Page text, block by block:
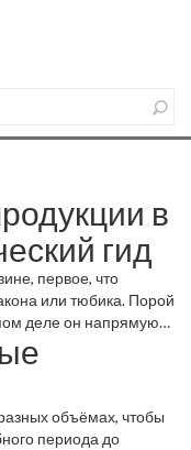
в
гид
первое, что
или тюбика. Порой
деле он напрямую
использования. Давай
на объёмы и как
объёмах, чтобы
периода до